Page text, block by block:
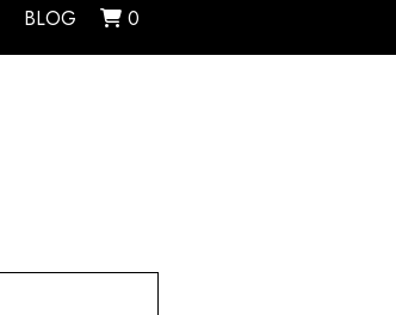
BLOG 0